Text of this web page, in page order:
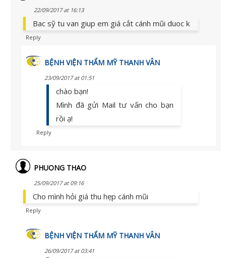
22/09/2017 at 16:13
Bac sỹ tu van giup em giá cắt cánh mũi duoc k
Reply
BỆNH VIỆN THẨM MỸ THANH VÂN
23/09/2017 at 01:51
chào bạn!
Mình đã gửi Mail tư vấn cho bạn
rồi ạ!
Reply
PHUONG THAO
25/09/2017 at 09:16
Cho mình hỏi giá thu hẹp cánh mũi
Reply
BỆNH VIỆN THẨM MỸ THANH VÂN
26/09/2017 at 03:41